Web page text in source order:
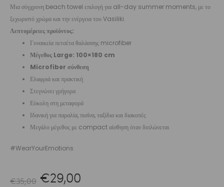
Μια σύγχρονη beach towel επιλογή για all-day summer moments, με το
ξεχωριστό χρώμα και την ενέργεια του Vasiliki.
Λεπτομέρειες προϊόντος:
Γυναικεία πετσέτα θαλάσσης microfiber
Μέγεθος Large: 100×180 cm
Microfiber σύνθεση
Ελαφριά και πρακτική
Στεγνώνει γρήγορα
Εύκολη στη μεταφορά
Ιδανική για παραλία, πισίνα, ταξίδια και διακοπές
Μεγάλο μέγεθος με compact αίσθηση όταν διπλώνεται
#WearYourEmotions
€35,00 Original
€29,00